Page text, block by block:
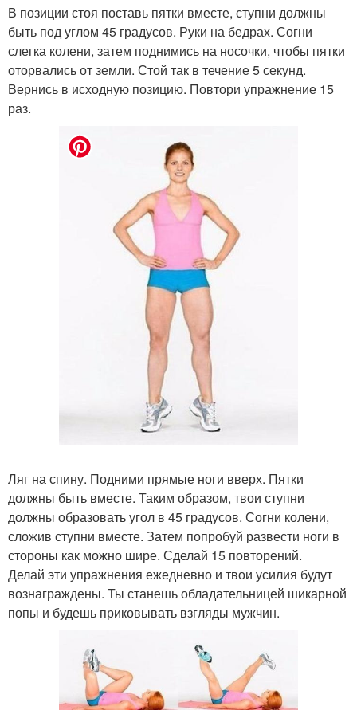
В позиции стоя поставь пятки вместе, ступни должны
быть под углом 45 градусов. Руки на бедрах. Согни
слегка колени, затем поднимись на носочки, чтобы пятки
оторвались от земли. Стой так в течение 5 секунд.
Вернись в исходную позицию. Повтори упражнение 15
раз.
Ляг на спину. Подними прямые ноги вверх. Пятки
должны быть вместе. Таким образом, твои ступни
должны образовать угол в 45 градусов. Согни колени,
сложив ступни вместе. Затем попробуй развести ноги в
стороны как можно шире. Сделай 15 повторений.
Делай эти упражнения ежедневно и твои усилия будут
вознаграждены. Ты станешь обладательницей шикарной
попы и будешь приковывать взгляды мужчин.